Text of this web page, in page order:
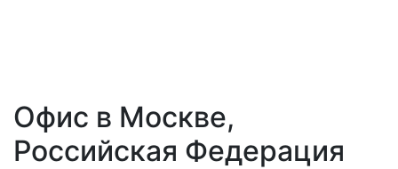
Офис в Москве,
Российская Федерация